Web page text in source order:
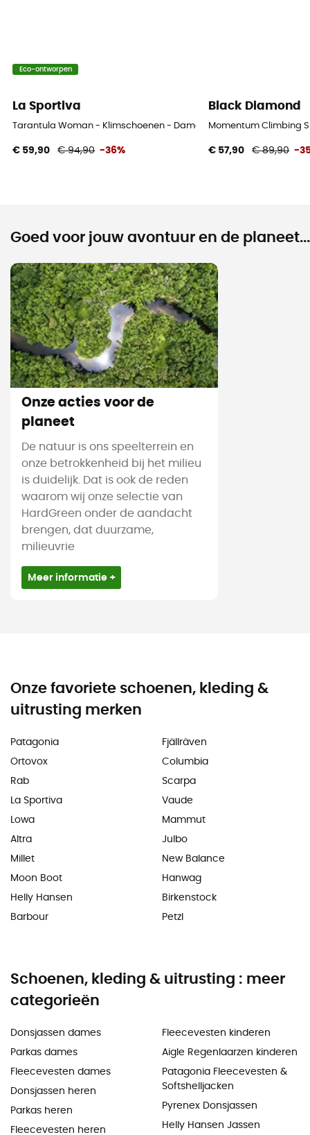
Eco-ontworpen
La Sportiva
Tarantula Woman - Klimschoenen - Dames
€ 59,90 € 94,90 -36%
Black Diamond
Momentum Climbing
€ 57,90 € 89,90 -
Goed voor jouw avontuur en de planeet...
Onze acties voor de
planeet
De natuur is ons speelterrein en
onze betrokkenheid bij het milieu
is duidelijk. Dat is ook de reden
waarom wij onze selectie van
HardGreen onder de aandacht
brengen, dat duurzame,
milieuvrie
Meer informatie +
Onze favoriete schoenen, kleding &
uitrusting merken
Patagonia
Ortovox
Rab
La Sportiva
Lowa
Altra
Millet
Moon Boot
Helly Hansen
Barbour
Fjällräven
Columbia
Scarpa
Vaude
Mammut
Julbo
New Balance
Hanwag
Birkenstock
Petzl
Schoenen, kleding & uitrusting : meer
categorieën
Donsjassen dames
Parkas dames
Fleecevesten dames
Donsjassen heren
Parkas heren
Fleecevesten heren
Fleecevesten kinderen
Aigle Regenlaarzen kinderen
Patagonia Fleecevesten &
Softshelljacken
Pyrenex Donsjassen
Helly Hansen Jassen